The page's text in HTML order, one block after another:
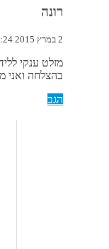
רונה
2 במרץ 2015 5:24 (11 שנים לפני)
מזלט ענקי
בהצלחה ואני
הגב